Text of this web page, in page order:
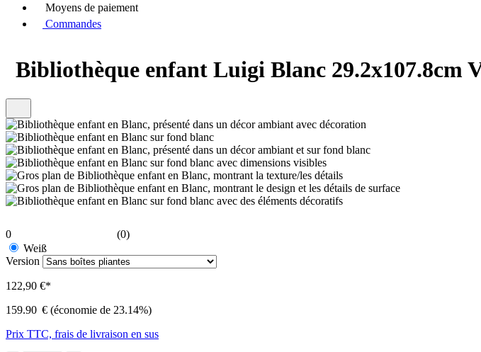
Moyens de paiement
Commandes
Bibliothèque enfant Luigi Blanc 29.2x107.8cm
0
(0)
Weiß
Version
122,90 €*
159.90 € (économie de 23.14%)
Prix TTC, frais de livraison en sus